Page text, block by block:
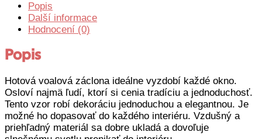
Popis
Další informace
Hodnocení (0)
Popis
Hotová voalová záclona ideálne vyzdobí každé okno.
Osloví najmä ľudí, ktorí si cenia tradíciu a jednoduchosť.
Tento vzor robí dekoráciu jednoduchou a elegantnou. Je
možné ho dopasovať do každého interiéru. Vzdušný a
priehľadný materiál sa dobre ukladá a dovoľuje